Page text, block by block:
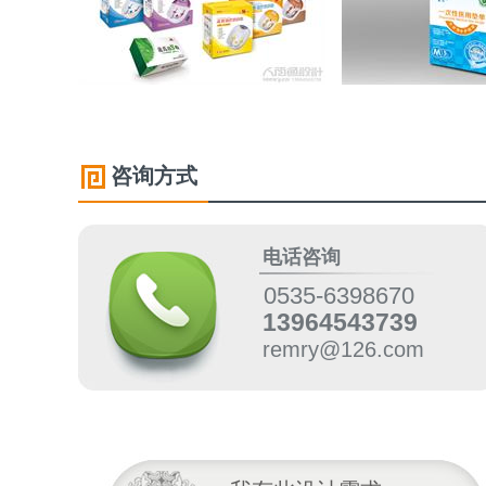
咨询方式
电话咨询
0535-6398670
13964543739
remry@126.com